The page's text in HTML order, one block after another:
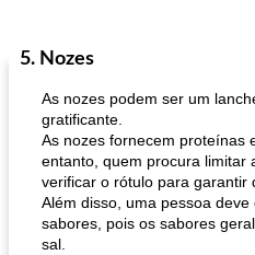
5. Nozes
As nozes podem ser um
gratificante.
As nozes fornecem proteínas
entanto, quem procura limitar
verificar o rótulo para garantir
Além disso, uma pessoa
sabores, pois os sabores
sal.